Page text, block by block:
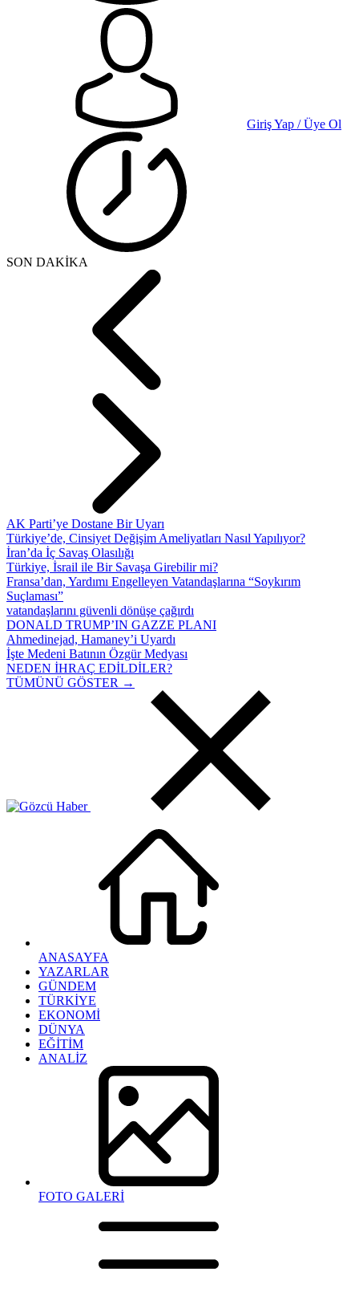
Giriş Yap / Üye Ol
SON DAKİKA
AK Parti’ye Dostane Bir Uyarı
Türkiye’de, Cinsiyet Değişim Ameliyatları Nasıl Yapılıyor?
İran’da İç Savaş Olasılığı
Türkiye, İsrail ile Bir Savaşa Girebilir mi?
Fransa’dan, Yardımı Engelleyen Vatandaşlarına “Soykırım
Suçlaması”
vatandaşlarını güvenli dönüşe çağırdı
DONALD TRUMP’IN GAZZE PLANI
Ahmedinejad, Hamaney’i Uyardı
İşte Medeni Batının Özgür Medyası
NEDEN İHRAÇ EDİLDİLER?
TÜMÜNÜ GÖSTER →
ANASAYFA
YAZARLAR
GÜNDEM
TÜRKİYE
EKONOMİ
DÜNYA
EĞİTİM
ANALİZ
FOTO GALERİ